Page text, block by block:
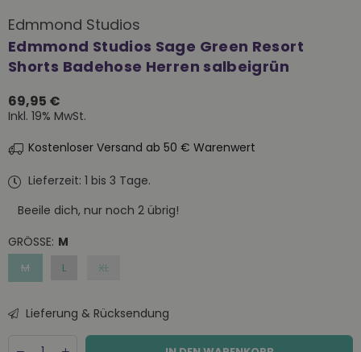
Edmmond Studios
Edmmond Studios Sage Green Resort
Shorts Badehose Herren salbeigrün
Normaler
Preis
69,95 €
Inkl. 19% MwSt.
Kostenloser Versand ab 50 € Warenwert
Lieferzeit: 1 bis 3 Tage.
Beeile dich, nur noch 2 übrig!
GRÖSSE: M
M L XL
Lieferung & Rücksendung